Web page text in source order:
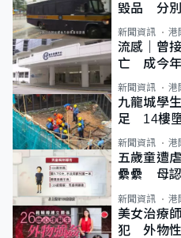
毀品 分別
新聞資訊 港
流感｜曾
亡 成今年
新聞資訊 港
九龍城學
足 14樓
新聞資訊 港
五歲童遭
纍纍 母
類案最惡劣
新聞資訊 港
美女治療
犯 外物